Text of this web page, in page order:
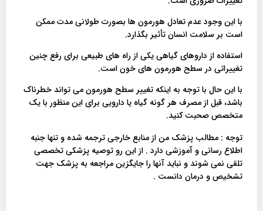
با این وجود عدم تعادل هورمون ها بصورت طولانی مدت ممکن
است بر سلامت انسان تأثیر بگذارد.
استفاده از داروهای گیاهی یکی از راه های طبیعی برای رفع چنین
تغییراتی در سطح هورمون های خون است.
با این حال با توجه به اینکه تغییر سطح هورمون می تواند خطرناک
باشد، قبل از مصرف هر گونه گیاه یا دارویی برای این منظور با یک
متخصص صحبت کنید.
توجه : مطالب پزشک من از منابع خارجی ترجمه شده و تنها جنبه
اطلاع رسانی و آموزشی دارد . از این رو توصیه پزشکی تخصصی
تلقی نمی شوند و نباید آنها را جایگزین مراجعه به پزشک جهت
تشخیص و درمان دانست .